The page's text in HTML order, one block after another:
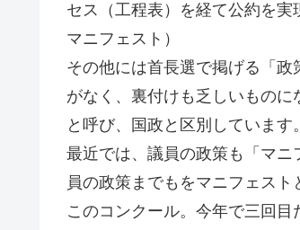
セス（工程表）を経て公約を実
マニフェスト）
その他には首長選で掲げる「
がなく、裏付けも乏しいものに
と呼び、国政と区別しています。
最近では、議員の政策も「マ
員の政策までもをマニフェスト
このコンクール。今年で三回